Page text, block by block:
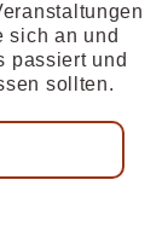
sich an und
passiert und
sollten.